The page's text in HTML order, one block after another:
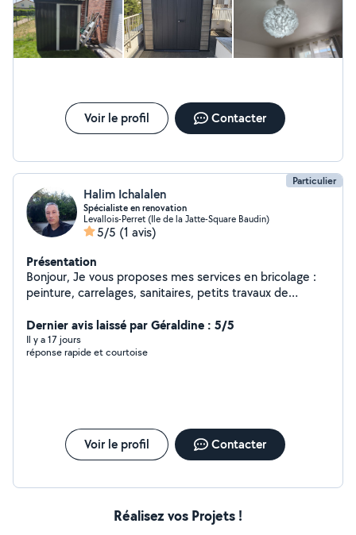
artisan pour son sérieux et son savoir-faire. Merci encore pour
ce très bon travail !
Voir le profil Contacter
Particulier
Halim Ichalalen
Spécialiste en renovation
Levallois-Perret (Ile de la Jatte-Square Baudin)
5/5 (1 avis)
Présentation
Bonjour, Je vous proposes mes services en bricolage :
peinture, carrelages, sanitaires, petits travaux de
fixation de tringles,.... Et en jardinage sur Paris et la
petite couronne. J'ai travaillé dans la rénovation
d'appartements et d'immeubles sur la région parisienne.
Dernier avis laissé par Géraldine : 5/5
Il y a 17 jours
réponse rapide et courtoise
Voir le profil Contacter
Réalisez vos Projets !